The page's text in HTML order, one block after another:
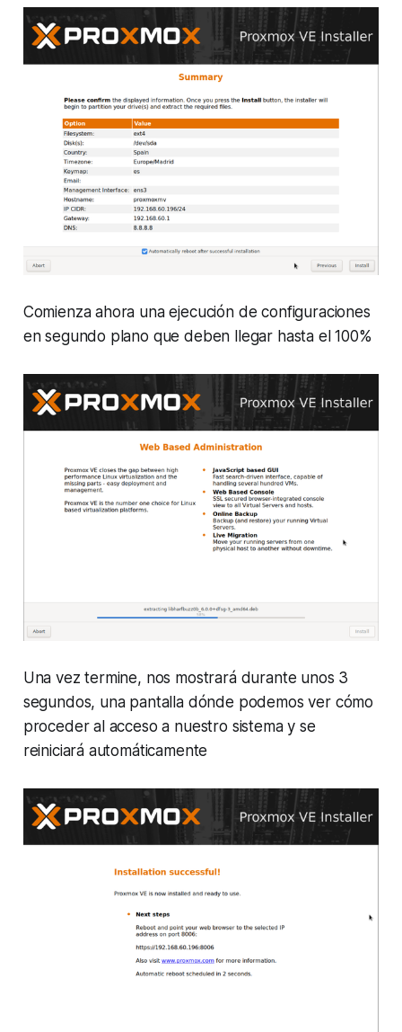
Comienza ahora una ejecución de configuraciones
en segundo plano que deben llegar hasta el 100%
Una vez termine, nos mostrará durante unos 3
segundos, una pantalla dónde podemos ver cómo
proceder al acceso a nuestro sistema y se
reiniciará automáticamente